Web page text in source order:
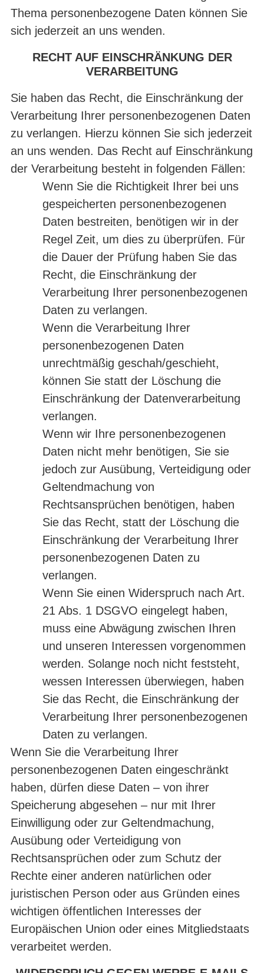
Thema personenbezogene Daten können Sie
sich jederzeit an uns wenden.
RECHT AUF EINSCHRÄNKUNG DER
VERARBEITUNG
Sie haben das Recht, die Einschränkung der
Verarbeitung Ihrer personenbezogenen Daten
zu verlangen. Hierzu können Sie sich jederzeit
an uns wenden. Das Recht auf Einschränkung
der Verarbeitung besteht in folgenden Fällen:
Wenn Sie die Richtigkeit Ihrer bei uns
gespeicherten personenbezogenen
Daten bestreiten, benötigen wir in der
Regel Zeit, um dies zu überprüfen. Für
die Dauer der Prüfung haben Sie das
Recht, die Einschränkung der
Verarbeitung Ihrer personenbezogenen
Daten zu verlangen.
Wenn die Verarbeitung Ihrer
personenbezogenen Daten
unrechtmäßig geschah/geschieht,
können Sie statt der Löschung die
Einschränkung der Datenverarbeitung
verlangen.
Wenn wir Ihre personenbezogenen
Daten nicht mehr benötigen, Sie sie
jedoch zur Ausübung, Verteidigung oder
Geltendmachung von
Rechtsansprüchen benötigen, haben
Sie das Recht, statt der Löschung die
Einschränkung der Verarbeitung Ihrer
personenbezogenen Daten zu
verlangen.
Wenn Sie einen Widerspruch nach Art.
21 Abs. 1 DSGVO eingelegt haben,
muss eine Abwägung zwischen Ihren
und unseren Interessen vorgenommen
werden. Solange noch nicht feststeht,
wessen Interessen überwiegen, haben
Sie das Recht, die Einschränkung der
Verarbeitung Ihrer personenbezogenen
Daten zu verlangen.
Wenn Sie die Verarbeitung Ihrer
personenbezogenen Daten eingeschränkt
haben, dürfen diese Daten – von ihrer
Speicherung abgesehen – nur mit Ihrer
Einwilligung oder zur Geltendmachung,
Ausübung oder Verteidigung von
Rechtsansprüchen oder zum Schutz der
Rechte einer anderen natürlichen oder
juristischen Person oder aus Gründen eines
wichtigen öffentlichen Interesses der
Europäischen Union oder eines Mitgliedstaats
verarbeitet werden.